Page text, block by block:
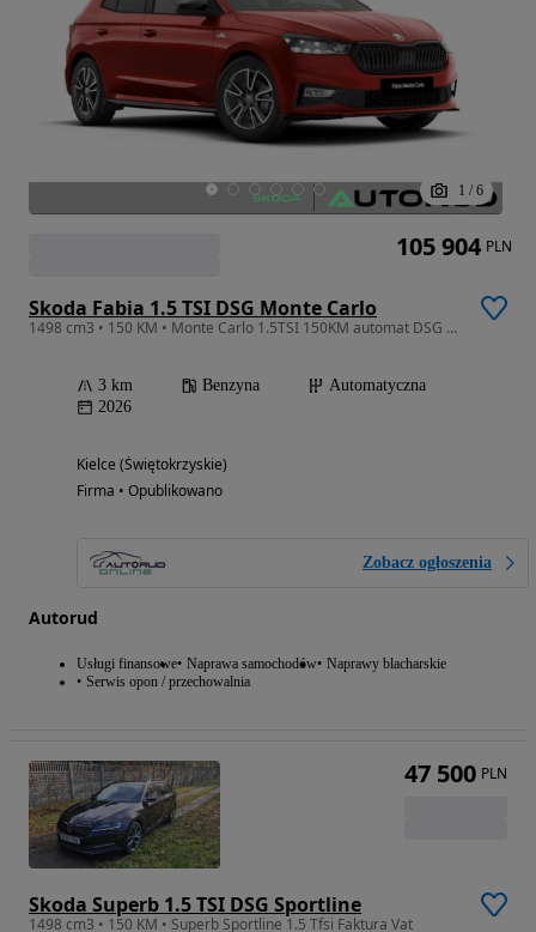
1 / 6
Skoda Fabia 1.5 TSI DSG Monte Carlo
1498 cm3 • 150 KM • Monte Carlo 1.5TSI 150KM automat DSG Winter Basic Park&Go
3 km Benzyna
Automatyczna
2026
Kielce (Świętokrzyskie)
Firma • Opublikowano
Zobacz ogłoszenia
Autorud
Usługi finansowe Naprawa samochodów Naprawy blacharskie
Serwis opon / przechowalnia
105 904 PLN
Skoda Superb 1.5 TSI DSG Sportline
1498 cm3 • 150 KM • Superb Sportline 1.5 Tfsi Faktura Vat
47 500 PLN